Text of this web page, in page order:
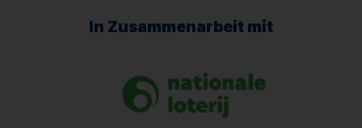
In Zusammenarbeit mit